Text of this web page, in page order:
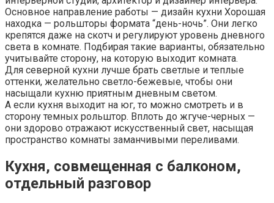
Основное направление работы — дизайн кухни Хорошая
находка — рольшторы формата “день-ночь”. Они легко
крепятся даже на скотч и регулируют уровень дневного
света в комнате. Подбирая такие варианты, обязательно
учитывайте сторону, на которую выходит комната.
Для северной кухни лучше брать светлые и теплые
оттенки, желательно светло-бежевые, чтобы они
насыщали кухню приятным дневным светом.
А если кухня выходит на юг, то можно смотреть и в
сторону темных рольштор. Вплоть до жгуче-черных —
они здорово отражают искусственный свет, насыщая
пространство комнаты заманчивыми переливами.
Кухня, совмещенная с балконом,
отдельный разговор